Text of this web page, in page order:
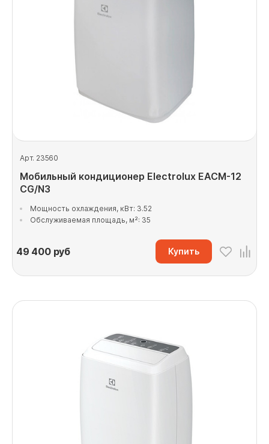
Арт. 23560
Мобильный кондиционер Electrolux EACM-12
CG/N3
Мощность охлаждения, кВт: 3.52
Обслуживаемая площадь, м²: 35
49 400руб Купить